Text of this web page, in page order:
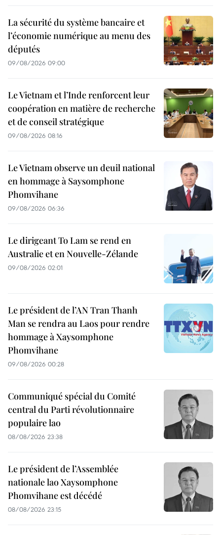
La sécurité du système bancaire et
l’économie numérique au menu des
députés
09/08/2026 09:00
Le Vietnam et l’Inde renforcent leur
coopération en matière de recherche
et de conseil stratégique
09/08/2026 08:16
Le Vietnam observe un deuil national
en hommage à Saysomphone
Phomvihane
09/08/2026 06:36
Le dirigeant To Lam se rend en
Australie et en Nouvelle-Zélande
09/08/2026 02:01
Le président de l’AN Tran Thanh
Man se rendra au Laos pour rendre
hommage à Xaysomphone
Phomvihane
09/08/2026 00:28
Communiqué spécial du Comité
central du Parti révolutionnaire
populaire lao
08/08/2026 23:38
Le président de l’Assemblée
nationale lao Xaysomphone
Phomvihane est décédé
08/08/2026 23:15